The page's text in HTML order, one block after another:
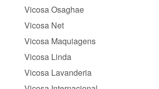
Vicosa Osaghae
Vicosa Net
Vicosa Maquiagens
Vicosa Linda
Vicosa Lavanderia